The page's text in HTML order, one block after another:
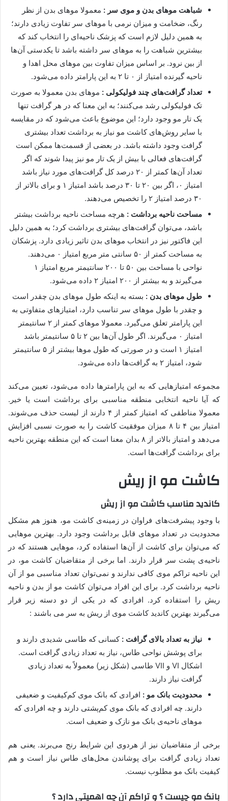
شباهت موهای بدن و موی سر : معمولا موهای بدن از نظر
رنگ، ضخامت و میزان نرمی با موهای سر تفاوت زیادی دارند؛
به همین دلیل لازم است که پزشک ناحیه‌ای را انتخاب کند که
بیشترین شباهت را به موهای سر داشته باشد تا یکدستی آن‌ها
از بین نرود. بر اساس میزان تفاوت بین موهای محل اهدا و
ناحیه گیرنده امتیاز از ۰ تا ۲ به این پارامتر داده می‌شود.
تعداد گرافت‌های چند فولیکولی : موهای بدن معمولا به صورت
تک فولیکولی رشد می‌کنند؛ به این معنا که در هر گرافت تنها
یک تار مو وجود دارد؛ این موضوع باعث می‌شود که در مقایسه
با سایر روش‌های کاشت مو نیاز به برداشت تعداد بیشتری
گرافت وجود داشته باشد. در بعضی از قسمت‌ها ممکن است
گرافت‌های فعالی با بیش از یک تار مو نیز پیدا شوند که اگر
تعداد آن‌ها کمتر از ۲۰ درصد کل گرافت‌های مورد نیاز باشد
امتیاز ۰، اگر بین ۲۰ تا ۳۰ درصد باشد امتیاز ۱ و برای بالاتر از
۳۰ درصد امتیاز ۲ را تخصیص می‌دهند.
مساحت ناحیه برداشت : هرچه مساحت ناحیه برداشت بیشتر
باشد، می‌توان گرافت‌های بیشتری برداشت کرد؛ به همین دلیل
این فاکتور نیز در انتخاب موهای بدن تاثیر زیادی دارد. پزشکان
به مساحت کمتر از ۵۰ سانتی متر مربع امتیاز ۰ می‌دهند.
نواحی با مساحت بین ۵۰ تا ۲۰۰ سانتیمتر مربع امتیاز ۱
می‌گیرند و به بیشتر از ۲۰۰ امتیاز ۲ داده می‌شود.
طول موهای بدن : بسته به اینکه طول موهای بدن چقدر است
و چقدر با طول موهای سر تناسب دارد، امتیازهای متفاوتی به
این پارامتر تعلق می‌گیرد. معمولا موهای کمتر از ۲ سانتیمتر
امتیاز ۰ می‌گیرند. اگر طول آن‌ها بین ۲ تا ۵ سانتیمتر باشد
امتیاز ۱ است و در صورتی که طول موها بیشتر از ۵ سانتیمتر
شود، امتیاز ۲ به گرافت‌ها داده می‌شود.
مجموعه امتیازهایی که به این پارامترها داده می‌شود، تعیین می‌کند
که آیا ناحیه انتخابی منطقه مناسبی برای برداشت است یا خیر.
معمولا مناطقی که امتیاز کمتر از ۴ دارند از لیست حذف می‌شوند.
امتیاز بین ۴ تا ۸ میزان موفقیت کاشت را به صورت نسبی افزایش
می‌دهد و امتیاز بالاتر از ۸ بدان معنا است که این منطقه بهترین ناحیه
برای برداشت گرافت‌ها است.
کاشت مو از ریش
کاندید مناسب کاشت مو از ریش
با وجود پیشرفت‌های فراوان در زمینه‌ی کاشت مو، هنوز هم مشکل
محدودیت در تعداد موهای قابل برداشت وجود دارد. بهترین موهایی
که می‌توان برای کاشت از آن‌ها استفاده کرد، موهایی هستند که در
ناحیه‌ی پشت سر قرار دارند. اما برخی از متقاضیان کاشت مو، در
این ناحیه تراکم موی کافی ندارند و نمی‌توان تعداد مناسبی مو از آن
ناحیه برداشت کرد. برای این افراد می‌توان کاشت مو از بدن و ناحیه
ریش را استفاده کرد. افرادی که در یکی از دو دسته زیر قرار
می‌گیرند بهترین کاندید کاشت موی از ریش به سر می باشند :
نیاز به تعداد بالای گرافت : کسانی که طاسی شدیدی دارند و
برای پوشش نواحی طاس، نیاز به تعداد زیادی گرافت است.
اشکال VI و VII طاسی (شکل زیر) معمولاً به تعداد زیادی
گرافت نیاز دارند.
محدودیت بانک مو : افرادی که بانک موی کم‌کیفیت و ضعیفی
دارند. چه افرادی که بانک موی کم‌پشتی دارند و چه افرادی که
موهای ناحیه‌ی بانک مو نازک و ضعیف است.
برخی از متقاضیان نیز از هردوی این شرایط رنج می‌برند. یعنی هم
تعداد زیادی گرافت برای پوشاندن محل‌های طاس نیاز است و هم
کیفیت بانک مو مطلوب نیست.
بانک مو چیست ؟ و تراکم آن چه اهمیتی دارد ؟